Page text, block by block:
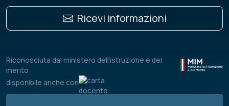
Ricevi informazioni
Riconosciuta dal ministero dell'istruzione e del
merito
disponibile anche con